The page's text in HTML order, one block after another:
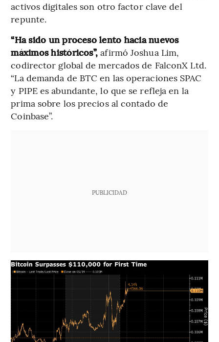
activos digitales son otro factor clave del
repunte.
“Ha sido un proceso lento hacia nuevos
máximos históricos”, afirmó Joshua Lim,
codirector global de mercados de FalconX Ltd.
“La demanda de BTC en las operaciones SPAC
y PIPE es abundante, lo que se refleja en la
prima sobre los precios al contado de
Coinbase”.
PUBLICIDAD